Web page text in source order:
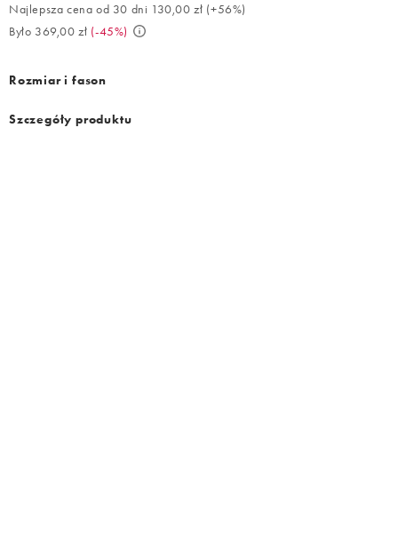
Najlepsza cena od 30 dni 130,00 zł (+56%)
Było 369,00 zł (-45%)
Rozmiar i fason
Szczegóły produktu